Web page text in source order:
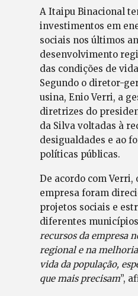
A Itaipu Binacional
investimentos em
sociais nos últimos
desenvolvimento
das condições de
Segundo o diretor-
usina, Enio Verri, a
diretrizes do
da Silva voltadas à
desigualdades e ao
políticas públicas.
De acordo com Verri,
empresa foram
projetos sociais e
diferentes
recursos da empresa
regional e na
vida da população,
que mais precisam”,